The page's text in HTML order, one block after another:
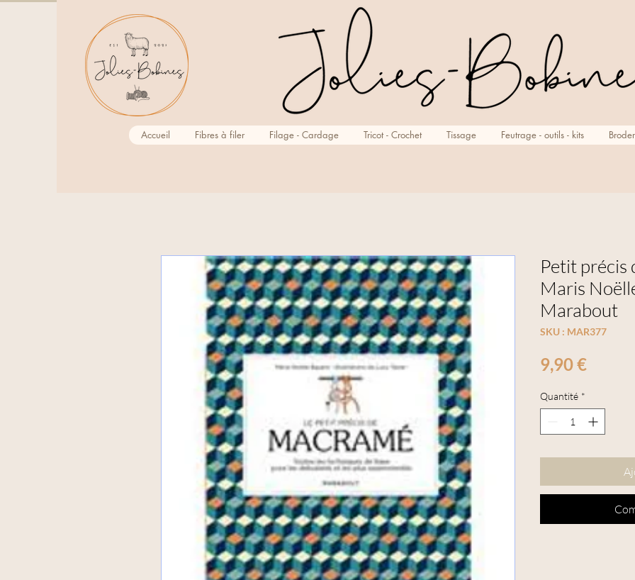
Accueil Fibres à filer Filage - Cardage Tricot - Crochet Tissage Feutrage - outils - kits
Petit précis
Maris
Marabout
SKU : MAR377
9,90 €Prix
Quantité *